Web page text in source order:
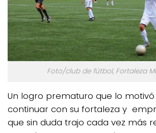
Foto/club de fútbol, Fortaleza
Un logro prematuro que lo
continuar con su fortaleza y
que sin duda trajo cada vez más